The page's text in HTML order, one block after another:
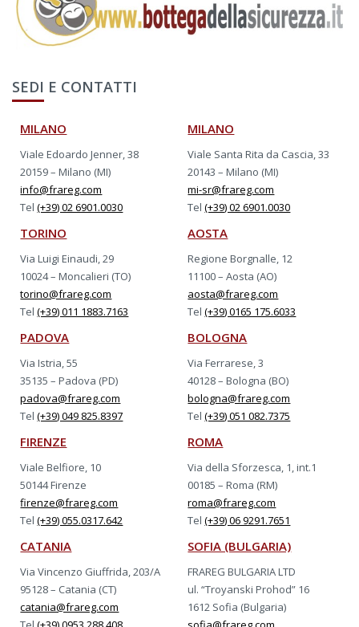
SEDI E CONTATTI
MILANO
Viale Edoardo Jenner, 38
20159 – Milano (MI)
info@frareg.com
Tel(+39) 02 6901.0030
MILANO
Viale Santa Rita da Cascia, 33
20143 – Milano (MI)
mi-sr@frareg.com
Tel(+39) 02 6901.0030
TORINO
Via Luigi Einaudi, 29
10024 – Moncalieri (TO)
torino@frareg.com
Tel(+39) 011 1883.7163
AOSTA
Regione Borgnalle, 12
11100 – Aosta (AO)
aosta@frareg.com
Tel(+39) 0165 175.6033
PADOVA
Via Istria, 55
35135 – Padova (PD)
padova@frareg.com
Tel(+39) 049 825.8397
BOLOGNA
Via Ferrarese, 3
40128 – Bologna (BO)
bologna@frareg.com
Tel(+39) 051 082.7375
FIRENZE
Viale Belfiore, 10
50144 Firenze
firenze@frareg.com
Tel(+39) 055.0317.642
ROMA
Via della Sforzesca, 1, int.1
00185 – Roma (RM)
roma@frareg.com
Tel(+39) 06 9291.7651
CATANIA
Via Vincenzo Giuffrida, 203/A
95128 – Catania (CT)
catania@frareg.com
SOFIA (BULGARIA)
FRAREG BULGARIA LTD
ul. “Troyanski Prohod” 16
1612 Sofia (Bulgaria)